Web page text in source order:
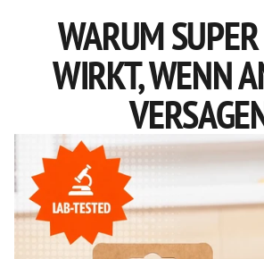
WARUM
WIRKT, WENN